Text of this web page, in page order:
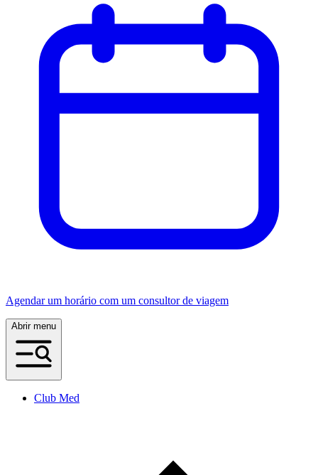
Agendar um horário com um consultor de viagem
Abrir menu
Club Med